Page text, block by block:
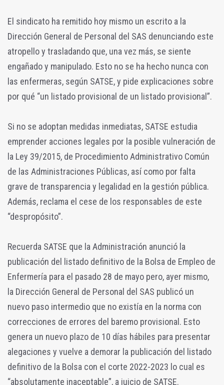
El sindicato ha remitido hoy mismo un escrito a la
Dirección General de Personal del SAS denunciando este
atropello y trasladando que, una vez más, se siente
engañado y manipulado. Esto no se ha hecho nunca con
las enfermeras, según SATSE, y pide explicaciones sobre
por qué “un listado provisional de un listado provisional”.
Si no se adoptan medidas inmediatas, SATSE estudia
emprender acciones legales por la posible vulneración de
la Ley 39/2015, de Procedimiento Administrativo Común
de las Administraciones Públicas, así como por falta
grave de transparencia y legalidad en la gestión pública.
Además, reclama el cese de los responsables de este
“despropósito”.
Recuerda SATSE que la Administración anunció la
publicación del listado definitivo de la Bolsa de Empleo de
Enfermería para el pasado 28 de mayo pero, ayer mismo,
la Dirección General de Personal del SAS publicó un
nuevo paso intermedio que no existía en la norma con
correcciones de errores del baremo provisional. Esto
genera un nuevo plazo de 10 días hábiles para presentar
alegaciones y vuelve a demorar la publicación del listado
definitivo de la Bolsa con el corte 2022-2023 lo cual es
“absolutamente inaceptable”, a juicio de SATSE.